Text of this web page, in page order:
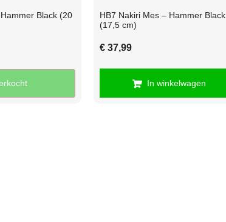
Black (20
HB7 Nakiri Mes – Hammer Black
(17,5 cm)
€ 37,99
In winkelwagen